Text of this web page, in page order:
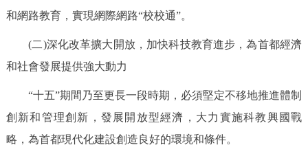
和網路教育，實現網際網路“校校通”。
(二)深化改革擴大開放，加快科技教育進步，為首都經濟
和社會發展提供強大動力
“十五”期間乃至更長一段時期，必須堅定不移地推進體制
創新和管理創新，發展開放型經濟，大力實施科教興國戰
略，為首都現代化建設創造良好的環境和條件。